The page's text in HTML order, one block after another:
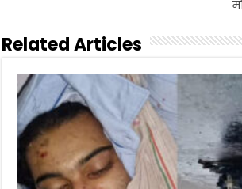
Related Articles